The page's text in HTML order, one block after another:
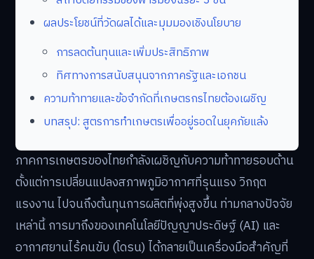
ผลประโยชน์ที่วัดผลได้และมุมมองเชิงนโยบาย
การลดต้นทุนและเพิ่มประสิทธิภาพ
ทิศทางการสนับสนุนจากภาครัฐและเอกชน
ความท้าทายและข้อจำกัดที่เกษตรกรไทยต้องเผชิญ
บทสรุป: สูตรการทำเกษตรเพื่ออยู่รอดในยุคภัยแล้ง
ภาคการเกษตรของไทยกำลังเผชิญกับความท้าทายรอบด้าน
ตั้งแต่การเปลี่ยนแปลงสภาพภูมิอากาศที่รุนแรง วิกฤต
แรงงาน ไปจนถึงต้นทุนการผลิตที่พุ่งสูงขึ้น ท่ามกลางปัจจัย
เหล่านี้ การมาถึงของเทคโนโลยีปัญญาประดิษฐ์ (AI) และ
อากาศยานไร้คนขับ (โดรน) ได้กลายเป็นเครื่องมือสำคัญที่